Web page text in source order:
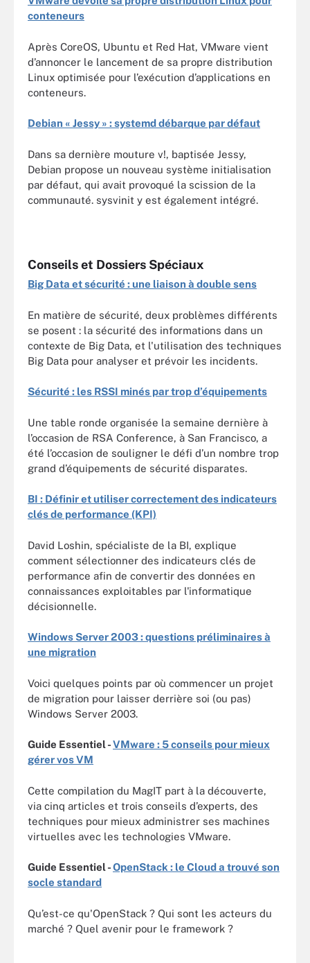
conteneurs
Après CoreOS, Ubuntu et Red Hat, VMware vient
d’annoncer le lancement de sa propre distribution
Linux optimisée pour l’exécution d’applications en
conteneurs.
Debian « Jessy » : systemd débarque par défaut
Dans sa dernière mouture v!, baptisée Jessy,
Debian propose un nouveau système initialisation
par défaut, qui avait provoqué la scission de la
communauté. sysvinit y est également intégré.
Conseils et Dossiers Spéciaux
Big Data et sécurité : une liaison à double sens
En matière de sécurité, deux problèmes différents
se posent : la sécurité des informations dans un
contexte de Big Data, et l'utilisation des techniques
Big Data pour analyser et prévoir les incidents.
Sécurité : les RSSI minés par trop d’équipements
Une table ronde organisée la semaine dernière à
l’occasion de RSA Conference, à San Francisco, a
été l’occasion de souligner le défi d’un nombre trop
grand d’équipements de sécurité disparates.
BI : Définir et utiliser correctement des indicateurs
clés de performance (KPI)
David Loshin, spécialiste de la BI, explique
comment sélectionner des indicateurs clés de
performance afin de convertir des données en
connaissances exploitables par l'informatique
décisionnelle.
Windows Server 2003 : questions préliminaires à
une migration
Voici quelques points par où commencer un projet
de migration pour laisser derrière soi (ou pas)
Windows Server 2003.
Guide Essentiel -VMware : 5 conseils pour mieux
gérer vos VM
Cette compilation du MagIT part à la découverte,
via cinq articles et trois conseils d’experts, des
techniques pour mieux administrer ses machines
virtuelles avec les technologies VMware.
Guide Essentiel -OpenStack : le Cloud a trouvé son
socle standard
Qu’est-ce qu'OpenStack ? Qui sont les acteurs du
marché ? Quel avenir pour le framework ?